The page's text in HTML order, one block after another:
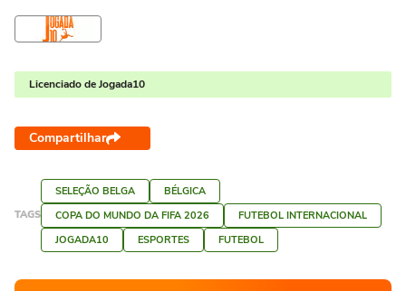
Licenciado de Jogada10
Compartilhar
TAGS
SELEÇÃO BELGA
BÉLGICA
COPA DO MUNDO DA FIFA 2026
FUTEBOL INTERNACIONAL
JOGADA10
ESPORTES FUTEBOL